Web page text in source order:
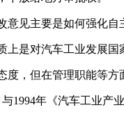
意见主要是如何强化自
上是对汽车工业发展
度，但在管理职能等
1994年《汽车工业产